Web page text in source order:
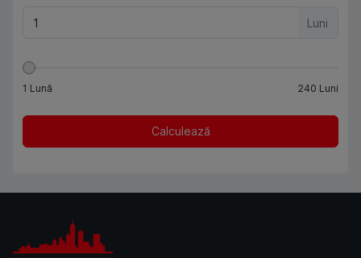
Luni
1 Lună 240 Luni
Calculează